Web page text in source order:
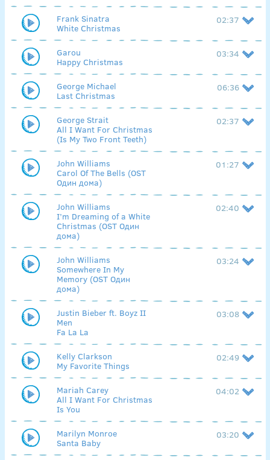
Frank Sinatra
White Christmas
02:37
Garou
Happy Christmas
03:34
George Michael
Last Christmas
06:36
George Strait
All I Want For Christmas
(Is My Two Front Teeth)
02:37
John Williams
Carol Of The Bells (OST
Один дома)
01:27
John Williams
I’m Dreaming of a White
Christmas (OST Один
дома)
02:40
John Williams
Somewhere In My
Memory (OST Один
дома)
03:24
Justin Bieber ft. Boyz II
Men
Fa La La
03:08
Kelly Clarkson
My Favorite Things
02:49
Mariah Carey
All I Want For Christmas
Is You
04:02
Marilyn Monroe
Santa Baby
03:20